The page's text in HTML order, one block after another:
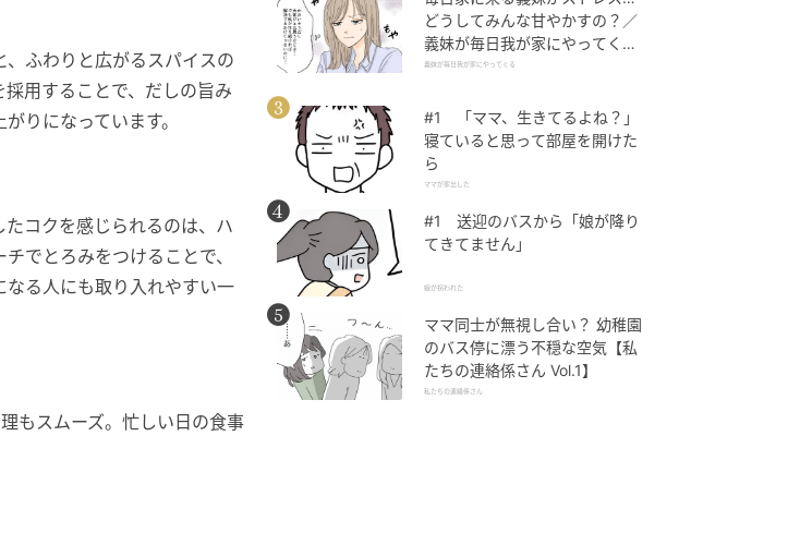
、ふわりと広がるスパイスの
用することで、だしの旨み
りになっています。
コクを感じられるのは、ハ
でとろみをつけることで、
る人にも取り入れやすい一
もスムーズ。忙しい日の食事
どうしてみんな甘やかすの？／
義妹が毎日我が家にやってくる
（1）【義父母がシンドイんで
義妹が毎日我が家にやってくる
#1 「ママ、生きてるよね？」
寝ていると思って部屋を開けた
ら
ママが家出した
#1 送迎のバスから「娘が降り
てきてません」
娘が拐われた
ママ同士が無視し合い？ 幼稚園
のバス停に漂う不穏な空気【私
たちの連絡係さん Vol.1】
私たちの連絡係さん